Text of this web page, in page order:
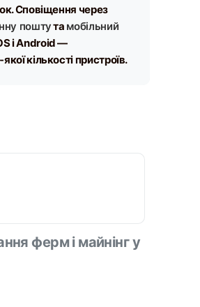
Сповіщення через
поштута мобільний
і Android —
кількості пристроїв.
ферм і майнінг у